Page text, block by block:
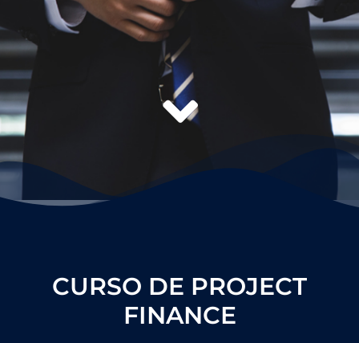
CURSO DE PROJECT
FINANCE